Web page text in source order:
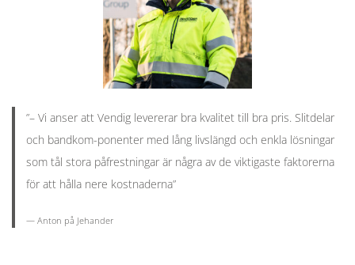
”– Vi anser att Vendig levererar bra kvalitet till bra pris. Slitdelar
och bandkom-ponenter med lång livslängd och enkla lösningar
som tål stora påfrestningar är några av de viktigaste faktorerna
för att hålla nere kostnaderna”
— Anton på Jehander